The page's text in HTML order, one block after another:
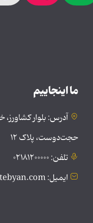
ما اینجاییم
آدرس: بلوار کشاورز،
حجت‌دوست، پلاک ۱۲
تلفن: ۰۲۱۸۱۲۰۰۰۰۰
ایمیل: public@tebyan.com